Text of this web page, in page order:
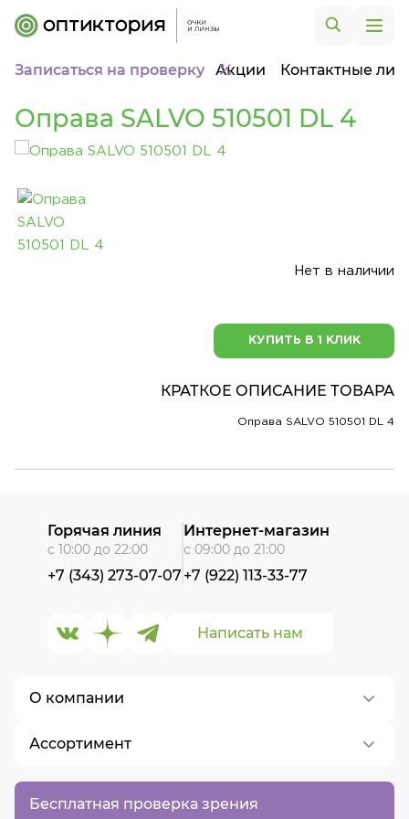
Записаться на проверку Акции Контактные
Оправа SALVO 510501 DL 4
Нет в наличии
КУПИТЬ В 1 КЛИК
КРАТКОЕ ОПИСАНИЕ ТОВАРА
Оправа SALVO 510501 DL 4
Бесплатная проверка зрения
О компании
О нас
Контакты
Вакансии
Ассортимент
Написать нам
Горячая линия
с 10:00 до 22:00
+7 (343) 273-07-07
Интернет-магазин
с 09:00 до 21:00
+7 (922) 113-33-77